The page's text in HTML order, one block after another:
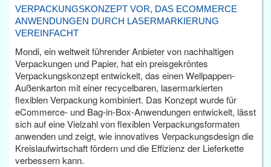
VERPACKUNGSKONZEPT VOR, DAS ECOMMERCE
ANWENDUNGEN DURCH LASERMARKIERUNG
VEREINFACHT
Mondi, ein weltweit führender Anbieter von nachhaltigen
Verpackungen und Papier, hat ein preisgekröntes
Verpackungskonzept entwickelt, das einen Wellpappen-
Außenkarton mit einer recycelbaren, lasermarkierten
flexiblen Verpackung kombiniert. Das Konzept wurde für
eCommerce- und Bag-in-Box-Anwendungen entwickelt, lässt
sich auf eine Vielzahl von flexiblen Verpackungsformaten
anwenden und zeigt, wie innovatives Verpackungsdesign die
Kreislaufwirtschaft fördern und die Effizienz der Lieferkette
verbessern kann.